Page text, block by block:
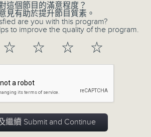
紛旅程
PODCASTS
目嗎?
6月3日
這個節目的滿意程度？
見有助於提升節目質素。
are you with this program?
to improve the quality of the program.
☆ ☆ ☆ ☆
繼續 Submit and Continue